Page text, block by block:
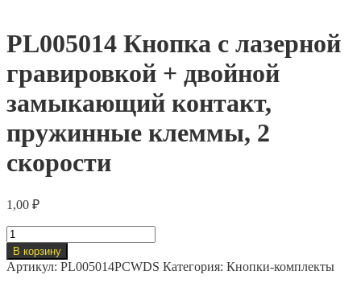
PL005014 Кнопка с лазерной
гравировкой + двойной
замыкающий контакт,
пружинные клеммы, 2
скорости
1,00 ₽
Количество
товара
PL005014
Кнопка
В корзину
Артикул: PL005014PCWDS Категория: Кнопки-комплекты